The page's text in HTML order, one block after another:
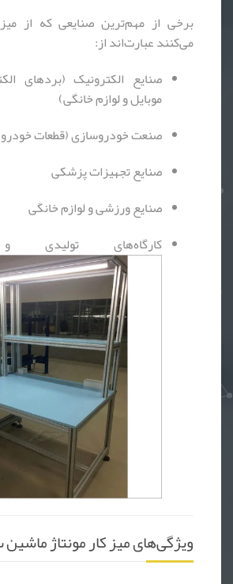
برخی از مهم‌ترین صنایعی که از میز
می‌کنند عبارت‌اند از:
صنایع الکترونیک (بردهای
موبایل و لوازم خانگی)
صنعت خودروسازی (قطعات
صنایع تجهیزات پزشکی
صنایع ورزشی و لوازم خانگی
کارگاه‌های تولیدی
ویژگی‌های میز کار مونتاژ